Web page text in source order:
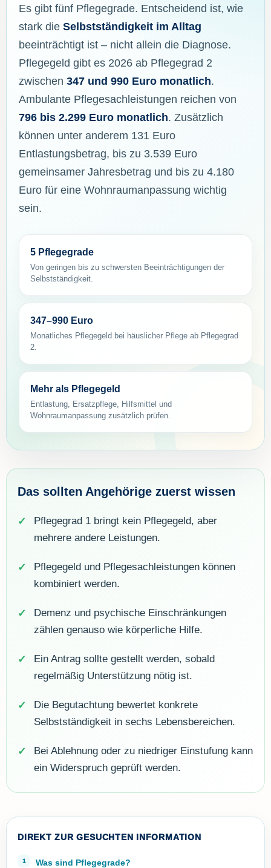
Es gibt fünf Pflegegrade. Entscheidend ist, wie
stark die Selbstständigkeit im Alltag
beeinträchtigt ist – nicht allein die Diagnose.
Pflegegeld gibt es 2026 ab Pflegegrad 2
zwischen 347 und 990 Euro monatlich.
Ambulante Pflegesachleistungen reichen von
796 bis 2.299 Euro monatlich. Zusätzlich
können unter anderem 131 Euro
Entlastungsbetrag, bis zu 3.539 Euro
gemeinsamer Jahresbetrag und bis zu 4.180
Euro für eine Wohnraumanpassung wichtig
sein.
5 Pflegegrade
Von geringen bis zu schwersten Beeinträchtigungen der
Selbstständigkeit.
347–990 Euro
Monatliches Pflegegeld bei häuslicher Pflege ab Pflegegrad
2.
Mehr als Pflegegeld
Entlastung, Ersatzpflege, Hilfsmittel und
Wohnraumanpassung zusätzlich prüfen.
Das sollten Angehörige zuerst wissen
Pflegegrad 1 bringt kein Pflegegeld, aber
mehrere andere Leistungen.
Pflegegeld und Pflegesachleistungen können
kombiniert werden.
Demenz und psychische Einschränkungen
zählen genauso wie körperliche Hilfe.
Ein Antrag sollte gestellt werden, sobald
regelmäßig Unterstützung nötig ist.
Die Begutachtung bewertet konkrete
Selbstständigkeit in sechs Lebensbereichen.
Bei Ablehnung oder zu niedriger Einstufung kann
ein Widerspruch geprüft werden.
DIREKT ZUR GESUCHTEN INFORMATION
Was sind Pflegegrade?